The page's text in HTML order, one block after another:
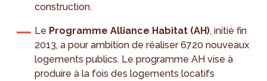
construction.
Le Programme Alliance Habitat (AH), initié fin
2013, a pour ambition de réaliser 6720 nouveaux
logements publics. Le programme AH vise à
produire à la fois des logements locatifs